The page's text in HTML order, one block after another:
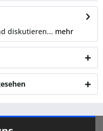
diskutieren... mehr